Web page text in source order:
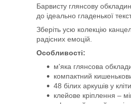
Барвисту глянсову
до ідеально гладенької
Зберіть усю колекцію
радісних емоцій.
Особливості:
м'яка глянсова
компактний
48 білих аркушів у
клейове кріплення –